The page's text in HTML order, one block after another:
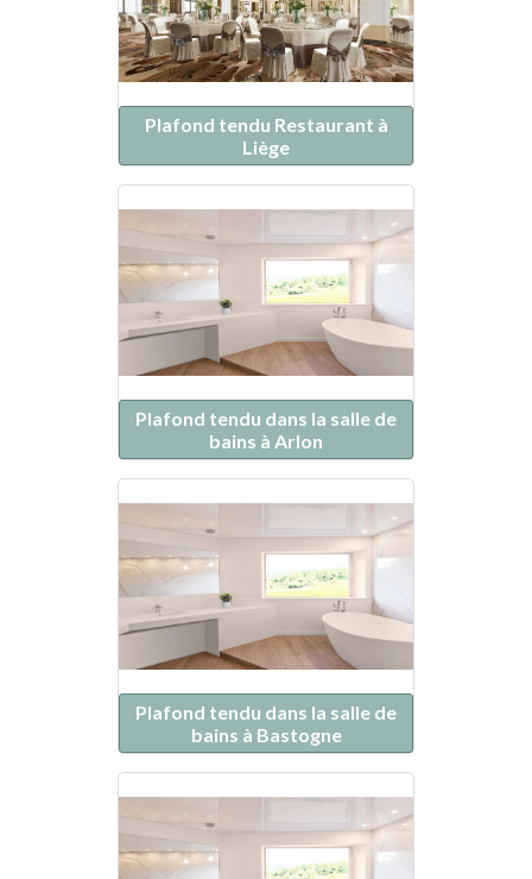
Plafond tendu Restaurant à
Liège
Plafond tendu dans la salle de
bains à Arlon
Plafond tendu dans la salle de
bains à Bastogne